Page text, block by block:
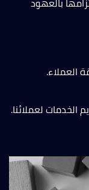
العملاء.
لعملائنا.